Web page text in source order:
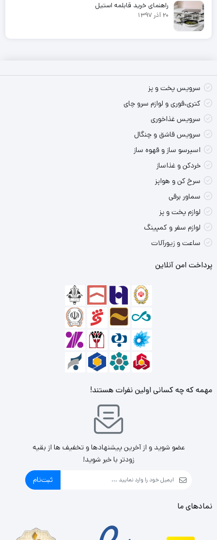
راهنمای خرید قابلمه استیل
20 آذر 1397
سرویس پخت و پز
کتری،قوری و لوازم سرو چای
سرویس غذاخوری
سرویس قاشق و چنگال
اسپرسو ساز و قهوه ساز
خردکن و غذاساز
سرخ کن و هواپز
سماور برقی
لوازم پخت و پز
لوازم سفر و کمپینگ
ساعت و زیورآلات
پرداخت امن آنلاین
مهمه که چه کسانی اولین نفرات هستند!
عضو شوید و از آخرین پیشنهادها و تخفیف ها از بقیه
زودتر با خبر شوید!
ثبت‌نام
نمادهای ما